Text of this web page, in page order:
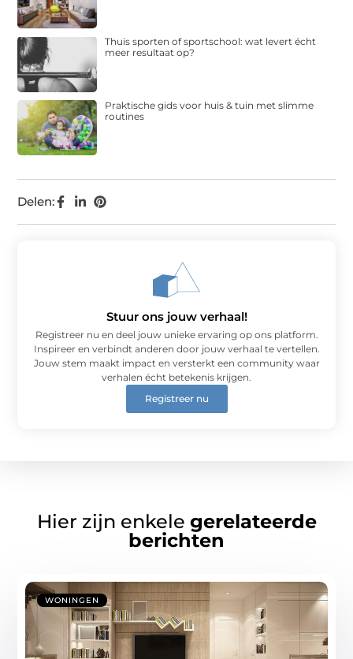
Delen:
Thuis sporten of sportschool: wat levert écht
meer resultaat op?
Praktische gids voor huis & tuin met slimme
routines
Stuur ons jouw verhaal!
Registreer nu en deel jouw unieke ervaring op ons platform.
Inspireer en verbindt anderen door jouw verhaal te vertellen.
Jouw stem maakt impact en versterkt een community waar
verhalen écht betekenis krijgen.
Registreer nu
Hier zijn enkele gerelateerde
berichten
WONINGEN